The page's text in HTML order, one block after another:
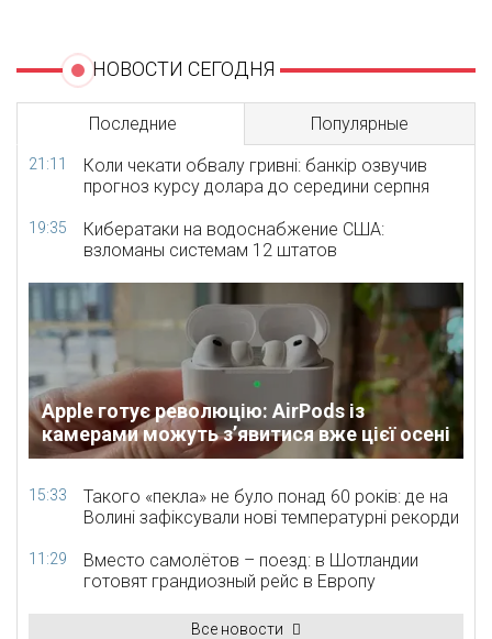
НОВОСТИ СЕГОДНЯ
Последние Популярные
21:11
Коли чекати обвалу гривні: банкір озвучив
прогноз курсу долара до середини серпня
19:35
Кибератаки на водоснабжение США:
взломаны системам 12 штатов
Apple готує революцію: AirPods із
камерами можуть з’явитися вже цієї осені
15:33
Такого «пекла» не було понад 60 років: де на
Волині зафіксували нові температурні рекорди
11:29
Вместо самолётов – поезд: в Шотландии
готовят грандиозный рейс в Европу
Все новости